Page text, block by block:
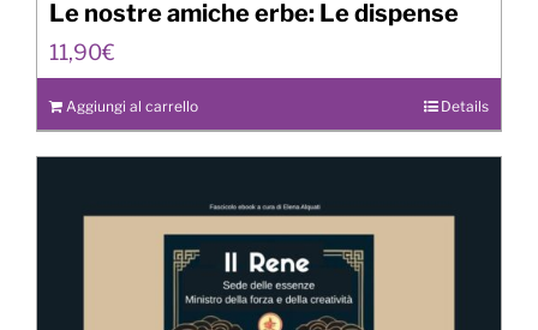
Le nostre amiche erbe: Le dispense
11,90€
Aggiungi al carrello Details